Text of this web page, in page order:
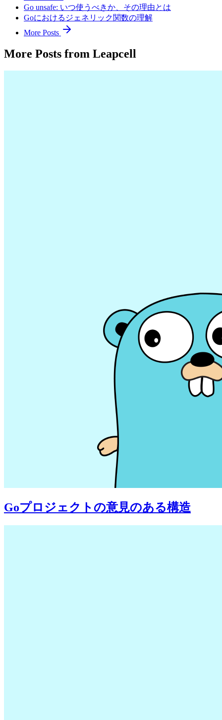
Go unsafe: いつ使うべきか、その理由とは
Goにおけるジェネリック関数の理解
More Posts
More Posts from Leapcell
Goプロジェクトの意見のある構造